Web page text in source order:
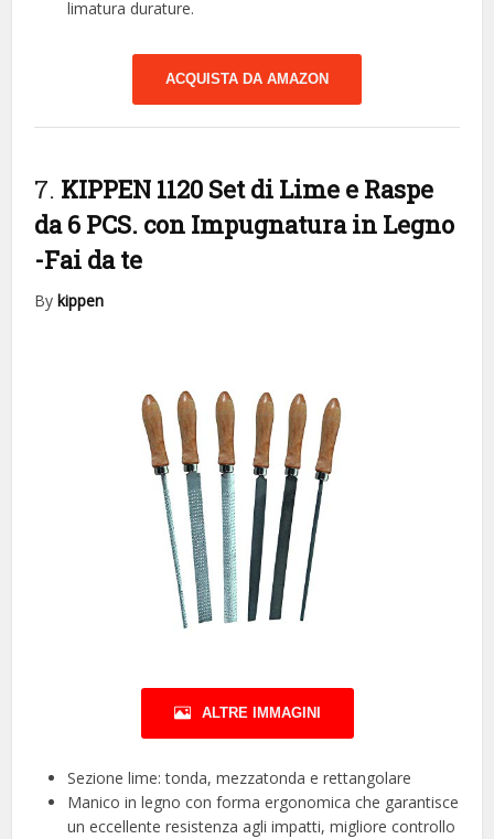
limatura durature.
ACQUISTA DA AMAZON
7. KIPPEN 1120 Set di Lime e Raspe
da 6 PCS. con Impugnatura in Legno
-Fai da te
Bykippen
ALTRE IMMAGINI
Sezione lime: tonda, mezzatonda e rettangolare
Manico in legno con forma ergonomica che garantisce
un eccellente resistenza agli impatti, migliore controllo